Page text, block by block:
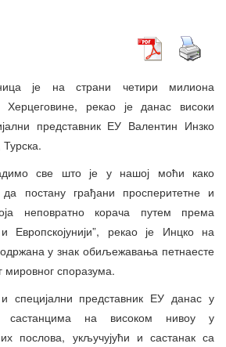
је на страни четири милиона
рекао је данас високи
представник ЕУ Валентин Инзко
све што је у нашој моћи како
постану грађани просперитетне и
неповратно корача путем према
Европскојунији”, рекао је Инцко на
одржана у знак обиљежавања петнаесте
мировног споразума.
специјални представник ЕУ данас у
састанцима на високом нивоу у
послова, укључујући и састанак са